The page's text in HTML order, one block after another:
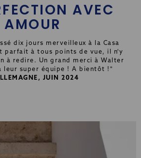
AVEC
AMOUR
dix jours merveilleux à la Casa
parfait à tous points de vue, il n'y
à redire. Un grand merci à Walter
leur super équipe ! A bientôt !"
JUIN 2024